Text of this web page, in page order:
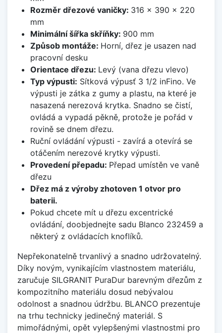
Rozměr dřezové vaničky: 316 x 390 x 220
mm
Minimální šířka skříňky: 900 mm
Způsob montáže: Horní, dřez je usazen nad
pracovní desku
Orientace dřezu: Levý (vana dřezu vlevo)
Typ výpusti: Sítková výpusť 3 1/2 inFino. Ve
výpusti je zátka z gumy a plastu, na které je
nasazená nerezová krytka. Snadno se čistí,
ovládá a vypadá pěkně, protože je pořád v
rovině se dnem dřezu.
Ruční ovládání výpusti - zavírá a otevírá se
otáčením nerezové krytky výpusti.
Provedení přepadu: Přepad umístěn ve vaně
dřezu
Dřez má z výroby zhotoven 1 otvor pro
baterii.
Pokud chcete mít u dřezu excentrické
ovládání, doobjednejte sadu Blanco 232459 a
některý z ovládacích knoflíků.
Nepřekonatelně trvanlivý a snadno udržovatelný.
Díky novým, vynikajícím vlastnostem materiálu,
zaručuje SILGRANIT PuraDur barevným dřezům z
kompozitního materiálu dosud nebývalou
odolnost a snadnou údržbu. BLANCO prezentuje
na trhu technicky jedinečný materiál. S
mimořádnými, opět vylepšenými vlastnostmi pro